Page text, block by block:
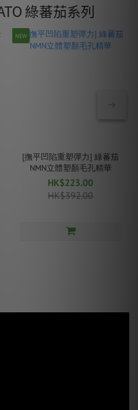
綠蕃茄系列
NEW
[撫平凹陷重塑彈力] 綠蕃茄
NMN立體塑顏毛孔精華
HK$223.00
HK$392.00